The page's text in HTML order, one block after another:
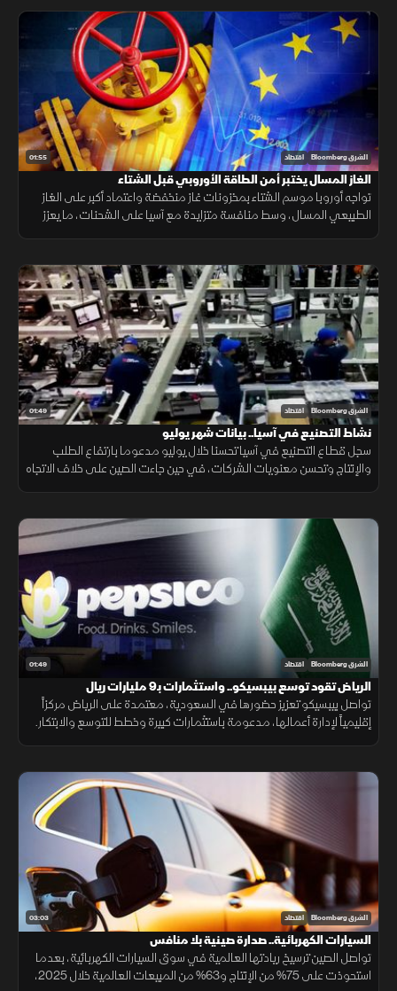
01:55 الشرق Bloomberg اقتصاد
الغاز المسال يختبر أمن الطاقة الأوروبي قبل الشتاء
تواجه أوروبا موسم الشتاء بمخزونات غاز منخفضة واعتماد أكبر على الغاز
الطبيعي المسال، وسط منافسة متزايدة مع آسيا على الشحنات، ما يعزز
01:49 الشرق Bloomberg اقتصاد
نشاط التصنيع في آسيا.. بيانات شهر يوليو
سجل قطاع التصنيع في آسيا تحسنا خلال يوليو مدعوما بارتفاع الطلب
والإنتاج وتحسن معنويات الشركات، في حين جاءت الصين على خلاف الاتجاه
01:49 الشرق Bloomberg اقتصاد
الرياض تقود توسع بيبسيكو.. واستثمارات بـ9 مليارات ريال
تواصل بيبسيكو تعزيز حضورها في السعودية، معتمدة على الرياض مركزاً
إقليمياً لإدارة أعمالها، مدعومة باستثمارات كبيرة وخطط للتوسع والابتكار.
03:03 الشرق Bloomberg اقتصاد
السيارات الكهربائية.. صدارة صينية بلا منافس
تواصل الصين ترسيخ ريادتها العالمية في سوق السيارات الكهربائية، بعدما
استحوذت على 75% من الإنتاج و63% من المبيعات العالمية خلال 2025،